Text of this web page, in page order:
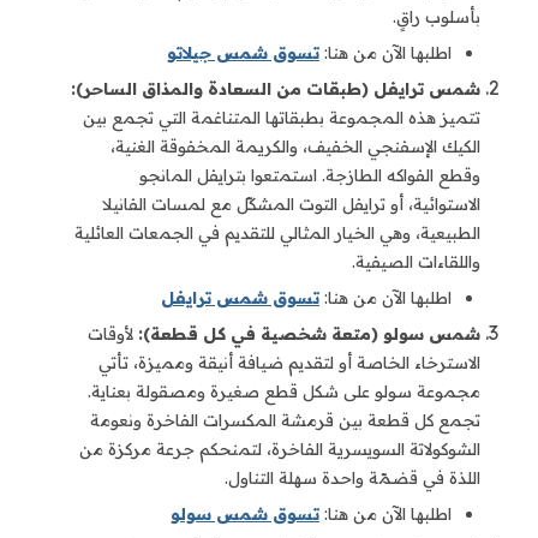
بأسلوب راقٍ.
اطلبها الآن من هنا: تسوق شمس جيلاتو
شمس ترايفل (طبقات من السعادة والمذاق الساحر):
تتميز هذه المجموعة بطبقاتها المتناغمة التي تجمع بين
الكيك الإسفنجي الخفيف، والكريمة المخفوقة الغنية،
وقطع الفواكه الطازجة. استمتعوا بترايفل المانجو
الاستوائية، أو ترايفل التوت المشكّل مع لمسات الفانيلا
الطبيعية، وهي الخيار المثالي للتقديم في الجمعات العائلية
واللقاءات الصيفية.
اطلبها الآن من هنا: تسوق شمس ترايفل
شمس سولو (متعة شخصية في كل قطعة): لأوقات
الاسترخاء الخاصة أو لتقديم ضيافة أنيقة ومميزة، تأتي
مجموعة سولو على شكل قطع صغيرة ومصقولة بعناية.
تجمع كل قطعة بين قرمشة المكسرات الفاخرة ونعومة
الشوكولاتة السويسرية الفاخرة، لتمنحكم جرعة مركزة من
اللذة في قضمّة واحدة سهلة التناول.
اطلبها الآن من هنا: تسوق شمس سولو